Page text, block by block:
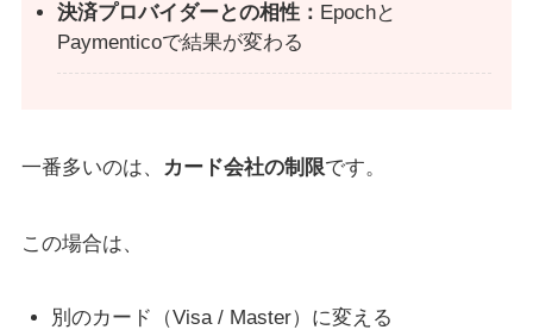
決済プロバイダーとの相性： Epochと
Paymenticoで結果が変わる
一番多いのは、 カード会社の制限です。
この場合は、
別のカード（Visa / Master）に変える